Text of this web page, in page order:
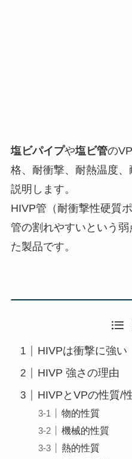
塩ビパイプや塩ビ管の
格、耐衝撃、耐熱温度
説明します。
HIVP管（耐衝撃性硬質
管の割れやすいという
た製品です。
HIVPは衝撃に強い
HIVP 強さの理由
HIVPとVPの性質/
物的性質
機械的性質
熱的性質